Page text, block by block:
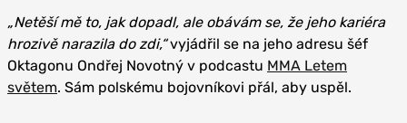
„Netěší mě to, jak dopadl, ale obávám se, že jeho kariéra
hrozivě narazila do zdi,“vyjádřil se na jeho adresu šéf
Oktagonu Ondřej Novotný v podcastu MMA Letem
světem. Sám polskému bojovníkovi přál, aby uspěl.